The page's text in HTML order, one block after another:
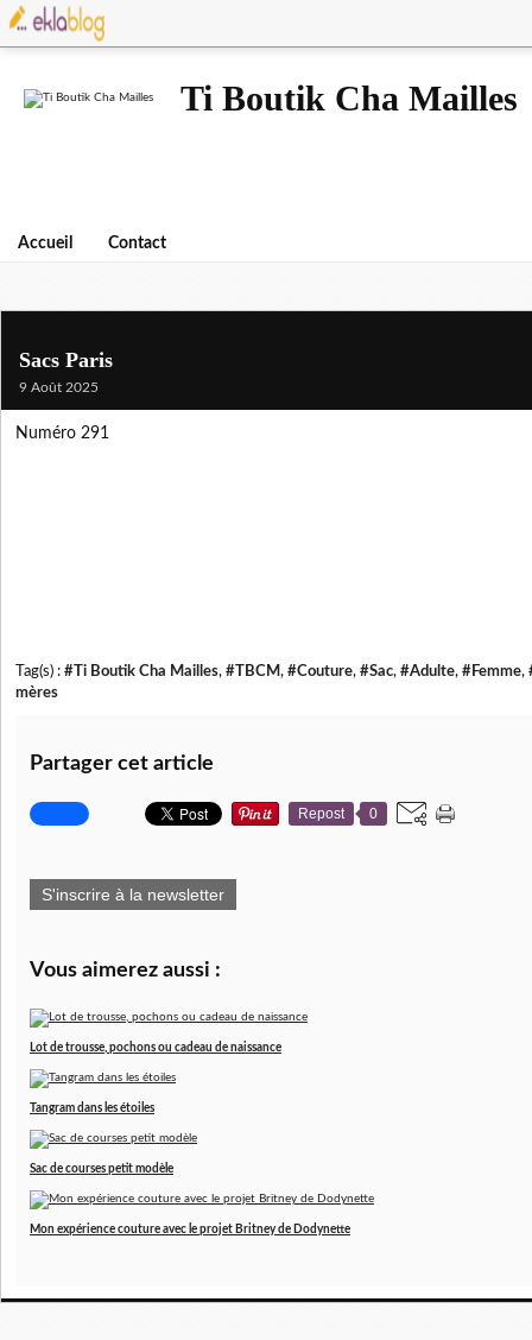
Ti Boutik Cha Mailles
Accueil Contact
Sacs Paris
9 Août 2025
Numéro 291
Tag(s) : #Ti Boutik Cha Mailles, #TBCM, #Couture, #Sac, #Adulte, #Femme,
mères
Partager cet article
Repost 0
S'inscrire à la newsletter
Vous aimerez aussi :
Lot de trousse, pochons ou cadeau de naissance
Tangram dans les étoiles
Sac de courses petit modèle
Mon expérience couture avec le projet Britney de Dodynette